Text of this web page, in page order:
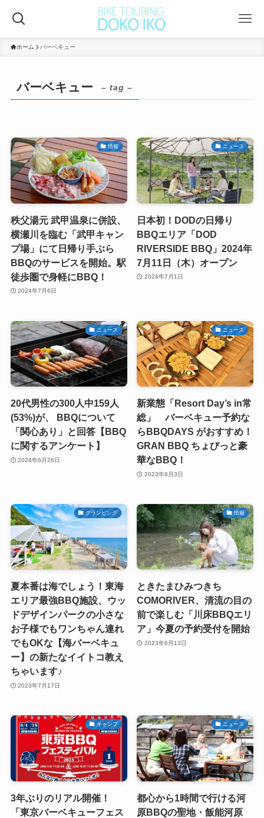
ホーム バーベキュー
バーベキュー – tag –
情報
秩父湯元 武甲温泉に併設、
横瀬川を臨む「武甲キャン
プ場」にて日帰り手ぶら
BBQのサービスを開始。駅
徒歩圏で身軽にBBQ！
2024年7月6日
ニュース
日本初！DODの日帰り
BBQエリア「DOD
RIVERSIDE BBQ」2024年
7月11日（木）オープン
2024年7月1日
ニュース
20代男性の300人中159人
(53%)が、 BBQについて
「関心あり」と回答【BBQ
に関するアンケート】
2024年6月26日
ニュース
新業態「Resort Day’s in常
総」 バーベキュー予約な
らBBQDAYS がおすすめ！
GRAN BBQ ちょびっと豪
華なBBQ！
2023年8月3日
グランピング
夏本番は海でしょう！東海
エリア最強BBQ施設、ウッ
ドデザインパークの小さな
お子様でもワンちゃん連れ
でもOKな【海バーベキュ
ー】の新たなイイトコ教え
ちゃいます♪
2023年7月17日
情報
ときたまひみつきち
COMORIVER、清流の目の
前で楽しむ「川床BBQエリ
ア」今夏の予約受付を開始
2023年6月13日
キャンプ
3年ぶりのリアル開催！
「東京バーベキューフェス
ニュース
都心から1時間で行ける河
原BBQの聖地・飯能河原